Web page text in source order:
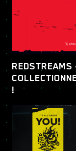
REDSTREAMS
!